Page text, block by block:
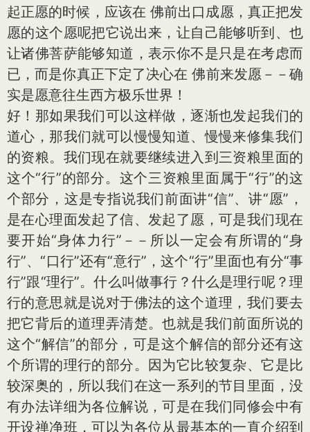
起正愿的时候，应该在 佛前出口成愿，真正把发
愿的这个愿呢把它说出来，让自己能够听到、也
让诸佛菩萨能够知道，表示你不是只是在考虑而
已，而是你真正下定了决心在 佛前来发愿－－确
实是愿意往生西方极乐世界！
好！那如果我们可以这样做，逐渐也发起我们的
道心，那我们就可以慢慢知道、慢慢来修集我们
的资粮。我们现在就要继续进入到三资粮里面的
这个“行”的部分。这个三资粮里面属于“行”的这
个部分，这是专指说我们前面讲“信”、讲“愿”，
是在心理面发起了信、发起了愿，可是我们现在
要开始“身体力行”－－所以一定会有所谓的“身
行”、“口行”还有“意行”，这个“行”里面也有分“事
行”跟“理行”。什么叫做事行？什么是理行呢？理
行的意思就是说对于佛法的这个道理，我们要去
把它背后的道理弄清楚。也就是我们前面所说的
这个“解信”的部分，可是这个解信的部分还有这
个所谓的理行的部分。因为它比较复杂、它是比
较深奥的，所以我们在这一系列的节目里面，没
有办法详细为各位解说，可是在我们同修会中有
开设禅净班，可以为各位从最基本的一直介绍到